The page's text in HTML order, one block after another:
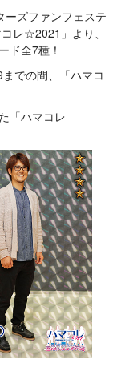
ーズファンフェステ
レ☆2021」より、
ド全7種！
での間、「ハマコ
「ハマコレ